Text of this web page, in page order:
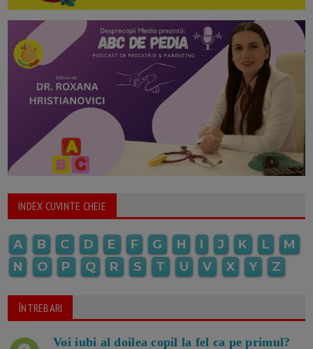
INDEX CUVINTE CHEIE
A B C D E F G H I J K L
M
N
O P Q R S T U V X Y Z
ÎNTREBARI
Voi iubi al doilea copil la fel ca pe primul?